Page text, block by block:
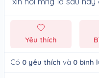
Yêu thích
Có 0 yêu thích và 0 bình